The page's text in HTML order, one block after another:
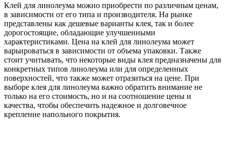
Клей для линолеума можно приобрести по различным ценам,
в зависимости от его типа и производителя. На рынке
представлены как дешевые варианты клея, так и более
дорогостоящие, обладающие улучшенными
характеристиками. Цена на клей для линолеума может
варьироваться в зависимости от объема упаковки. Также
стоит учитывать, что некоторые виды клея предназначены для
конкретных типов линолеума или для определенных
поверхностей, что также может отразиться на цене. При
выборе клея для линолеума важно обратить внимание не
только на его стоимость, но и на соотношение цены и
качества, чтобы обеспечить надежное и долговечное
крепление напольного покрытия.